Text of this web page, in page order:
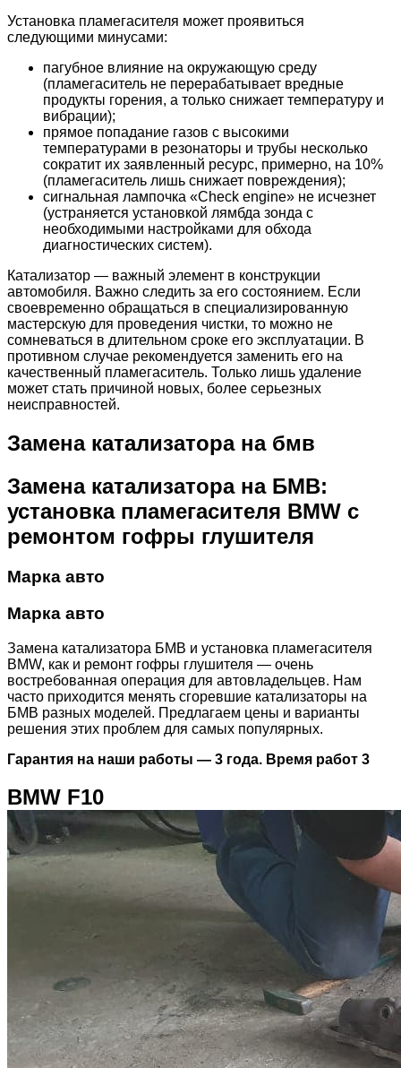
Установка пламегасителя может проявиться
следующими минусами:
пагубное влияние на окружающую среду
(пламегаситель не перерабатывает вредные
продукты горения, а только снижает температуру и
вибрации);
прямое попадание газов с высокими
температурами в резонаторы и трубы несколько
сократит их заявленный ресурс, примерно, на 10%
(пламегаситель лишь снижает повреждения);
сигнальная лампочка «Check engine» не исчезнет
(устраняется установкой лямбда зонда с
необходимыми настройками для обхода
диагностических систем).
Катализатор — важный элемент в конструкции
автомобиля. Важно следить за его состоянием. Если
своевременно обращаться в специализированную
мастерскую для проведения чистки, то можно не
сомневаться в длительном сроке его эксплуатации. В
противном случае рекомендуется заменить его на
качественный пламегаситель. Только лишь удаление
может стать причиной новых, более серьезных
неисправностей.
Замена катализатора на бмв
Замена катализатора на БМВ:
установка пламегасителя BMW с
ремонтом гофры глушителя
Марка авто
Марка авто
Замена катализатора БМВ и установка пламегасителя
BMW, как и ремонт гофры глушителя — очень
востребованная операция для автовладельцев. Нам
часто приходится менять сгоревшие катализаторы на
БМВ разных моделей. Предлагаем цены и варианты
решения этих проблем для самых популярных.
Гарантия на наши работы — 3 года. Время работ 3
BMW F10